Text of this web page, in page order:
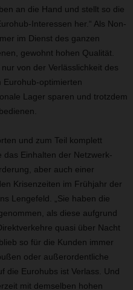
an die Hand und stellt so die
Interessen her.“ Als Non-
im Dienst des ganzen
gewohnt hohen Qualität.
von der Verlässlichkeit des
Eurohub-optimierten
Lager sparen und trotzdem
und zum Teil komplett
Einhalten der Netzwerk-
aber auch einer
Krisenzeiten im Frühjahr der
Lengefeld. „Sie haben die
als diese aufgrund
quasi über Nacht
so für die Kunden immer
oder außerordentliche
die Eurohubs ist Verlass. Und
mit demselben hohen